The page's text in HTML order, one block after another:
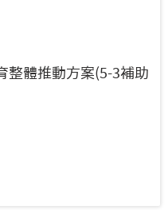
整體推動方案(5-3補助